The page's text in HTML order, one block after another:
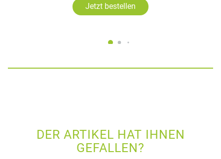
Jetzt bestellen
DER ARTIKEL HAT IHNEN
GEFALLEN?